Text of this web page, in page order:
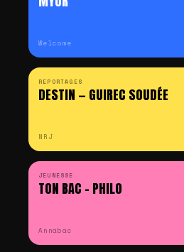
Welcome
REPORTAGES
DESTIN — GUIREC SOUDÉE
NRJ
JEUNESSE
TON BAC – PHILO
Annabac